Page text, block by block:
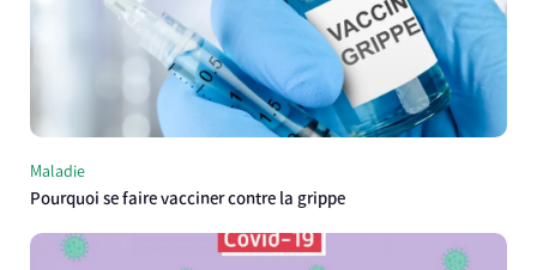
Maladie
Pourquoi se faire vacciner contre la grippe